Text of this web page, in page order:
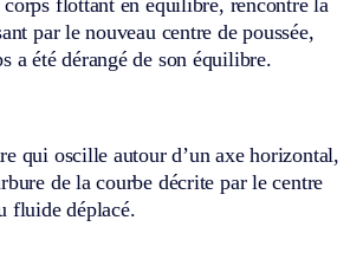
par le nouveau centre de poussée,
a été dérangé de son équilibre.
qui oscille autour d’un axe horizontal,
de la courbe décrite par le centre
fluide déplacé.